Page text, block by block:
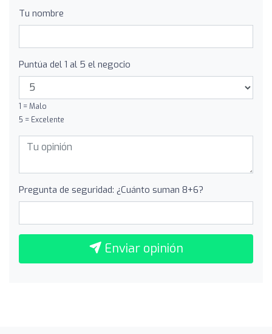
Tu nombre
Puntúa del 1 al 5 el negocio
1 = Malo
5 = Excelente
Pregunta de seguridad: ¿Cuánto suman 8+6?
Enviar opinión